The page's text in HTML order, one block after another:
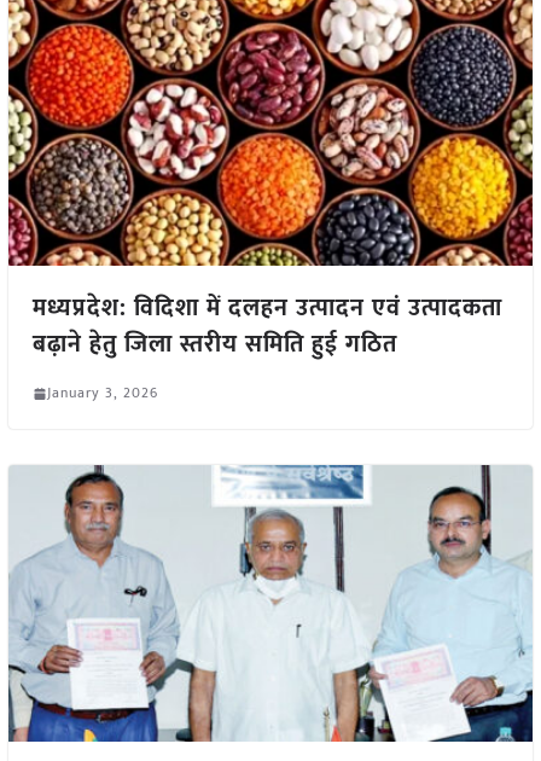
मध्यप्रदेश: विदिशा में दलहन उत्पादन एवं उत्पादकता
बढ़ाने हेतु जिला स्तरीय समिति हुई गठित
January 3, 2026